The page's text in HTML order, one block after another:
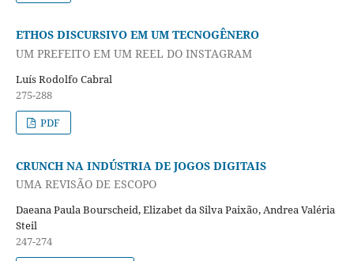
ETHOS DISCURSIVO EM UM TECNOGÊNERO
UM PREFEITO EM UM REEL DO INSTAGRAM
Luís Rodolfo Cabral
275-288
PDF
CRUNCH NA INDÚSTRIA DE JOGOS DIGITAIS
UMA REVISÃO DE ESCOPO
Daeana Paula Bourscheid, Elizabet da Silva Paixão, Andrea Valéria
Steil
247-274